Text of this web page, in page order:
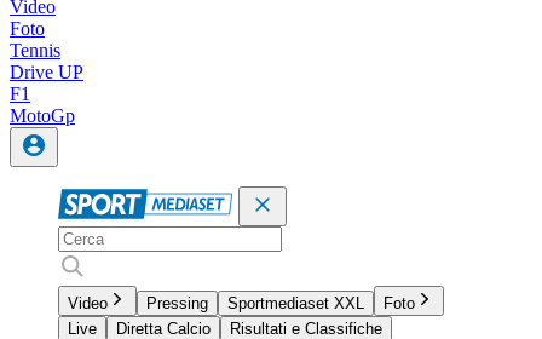
Video
Foto
Tennis
Drive UP
F1
MotoGp
Video Pressing Sportmediaset XXL
Foto
Live
Diretta Calcio
Risultati e Classifiche